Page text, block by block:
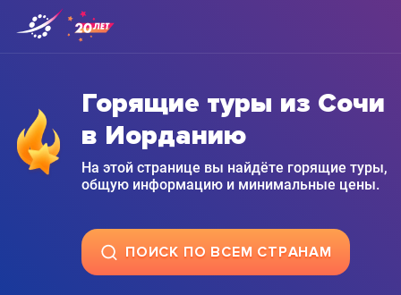
Горящие туры из Сочи
в Иорданию
На этой странице вы найдёте горящие туры,
общую информацию и минимальные цены.
ПОИСК ПО ВСЕМ СТРАНАМ